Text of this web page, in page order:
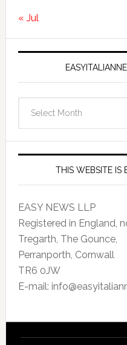
« Jul
THIS WEBSITE IS
EASY NEWS LLP
Registered in England,
Tregarth, The Gounce,
Perranporth, Cornwall
TR6 0JW
E-mail: